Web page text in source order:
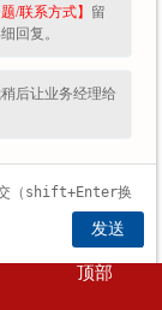
项
下一条：气动式湖北环链电动葫芦起吊很理想的起重葫芦
顶部
题/联系方式】 留
回复。
后让业务经理给
发送